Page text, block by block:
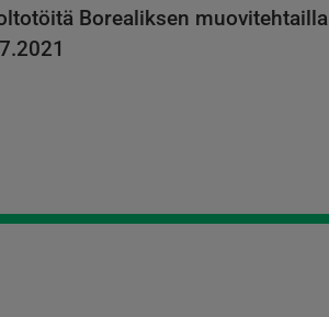
Borealiksen muovitehtailla